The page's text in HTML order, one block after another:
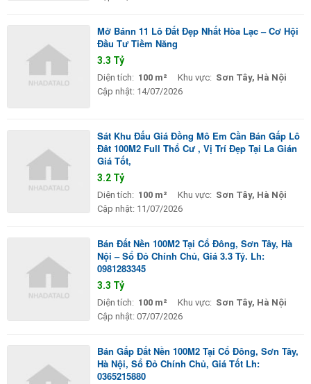
Mở Bánn 11 Lô Đất Đẹp Nhất Hòa Lạc – Cơ Hội
Đầu Tư Tiềm Năng
3.3 Tỷ
Diện tích: 100 m² Khu vực: Sơn Tây, Hà Nội
Cập nhật: 14/07/2026
Sát Khu Đấu Giá Đồng Mô Em Cần Bán Gấp Lô
Đât 100M2 Full Thổ Cư , Vị Trí Đẹp Tại La Gián
Giá Tốt,
3.2 Tỷ
Diện tích: 100 m² Khu vực: Sơn Tây, Hà Nội
Cập nhật: 11/07/2026
Bán Đất Nền 100M2 Tại Cổ Đông, Sơn Tây, Hà
Nội – Sổ Đỏ Chính Chủ, Giá 3.3 Tỷ. Lh:
0981283345
3.3 Tỷ
Diện tích: 100 m² Khu vực: Sơn Tây, Hà Nội
Cập nhật: 07/07/2026
Bán Gấp Đất Nền 100M2 Tại Cổ Đông, Sơn Tây,
Hà Nội, Sổ Đỏ Chính Chủ, Giá Tốt Lh:
0365215880